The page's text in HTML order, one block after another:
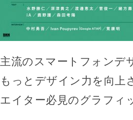
主流のスマートフォンデ
もっとデザイン力を向上
エイター必見のグラフィ